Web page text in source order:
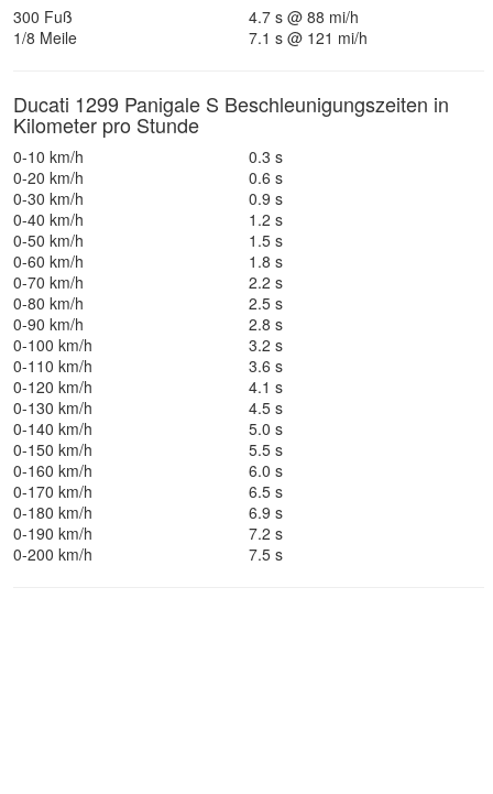
300 Fuß
4.7 s @ 88 mi/h
1/8 Meile
7.1 s @ 121 mi/h
Ducati 1299 Panigale S Beschleunigungszeiten in
Kilometer pro Stunde
0-10 km/h
0.3 s
0-20 km/h
0.6 s
0-30 km/h
0.9 s
0-40 km/h
1.2 s
0-50 km/h
1.5 s
0-60 km/h
1.8 s
0-70 km/h
2.2 s
0-80 km/h
2.5 s
0-90 km/h
2.8 s
0-100 km/h
3.2 s
0-110 km/h
3.6 s
0-120 km/h
4.1 s
0-130 km/h
4.5 s
0-140 km/h
5.0 s
0-150 km/h
5.5 s
0-160 km/h
6.0 s
0-170 km/h
6.5 s
0-180 km/h
6.9 s
0-190 km/h
7.2 s
0-200 km/h
7.5 s